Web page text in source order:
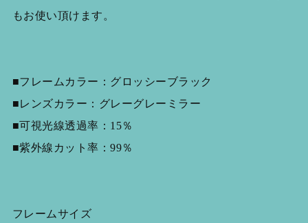
もお使い頂けます。
■フレームカラー：グロッシーブラック
■レンズカラー：グレーグレーミラー
■可視光線透過率：15％
■紫外線カット率：99％
フレームサイズ